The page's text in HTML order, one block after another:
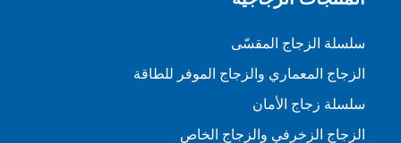
سلسلة الزجاج المقسّى
الزجاج المعماري والزجاج الموفر للطاقة
سلسلة زجاج الأمان
الزجاج الزخرفي والزجاج الخاص